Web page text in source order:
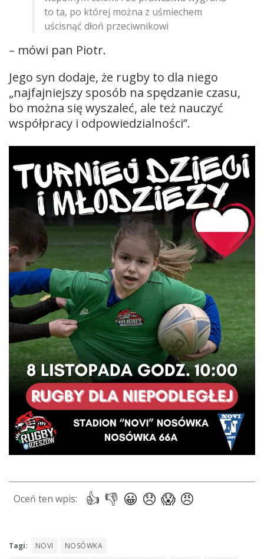
to ta, po której można z uśmiechem
uścisnąć dłoń przeciwnikowi
– mówi pan Piotr.
Jego syn dodaje, że rugby to dla niego
„najfajniejszy sposób na spędzanie czasu,
bo można się wyszaleć, ale też nauczyć
współpracy i odpowiedzialności”.
Tagi: NOVI
NOSÓWKA